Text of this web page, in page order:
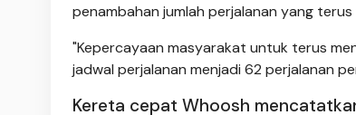
penambahan jumlah perjalanan yang
"Kepercayaan masyarakat untuk terus
jadwal perjalanan menjadi 62 perjalanan
Kereta cepat Whoosh